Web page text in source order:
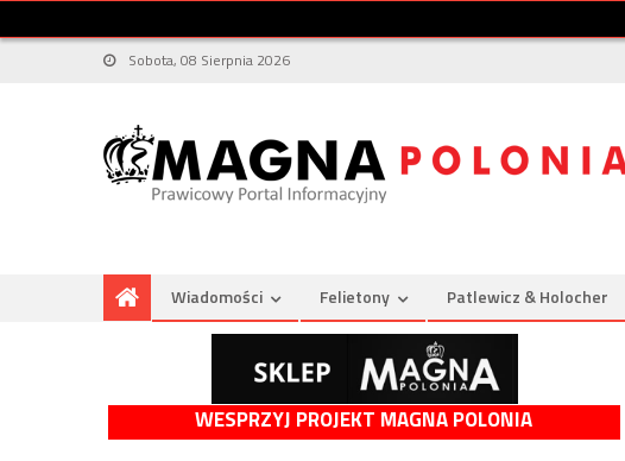
Sobota, 08 Sierpnia 2026
Wiadomości Felietony Patlewicz & Holocher
WESPRZYJ PROJEKT MAGNA POLONIA